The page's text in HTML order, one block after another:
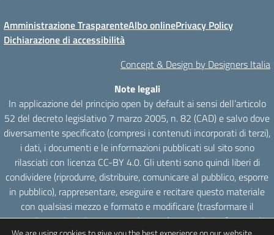
Amministrazione TrasparenteAlbo onlinePrivacy Policy
Dichiarazione di accessibilità
Concept & Design by Designers Italia
Note legali
In applicazione del principio open by default ai sensi dell’articolo
52 del decreto legislativo 7 marzo 2005, n. 82 (CAD) e salvo dove
diversamente specificato (compresi i contenuti incorporati di terzi),
i dati, i documenti e le informazioni pubblicati sul sito sono
rilasciati con licenza CC-BY 4.0. Gli utenti sono quindi liberi di
condividere (riprodurre, distribuire, comunicare al pubblico, esporre
in pubblico), rappresentare, eseguire e recitare questo materiale
con qualsiasi mezzo e formato e modificare (trasformare il
materiale e utilizzarlo per opere derivate) per qualsiasi fine, anche